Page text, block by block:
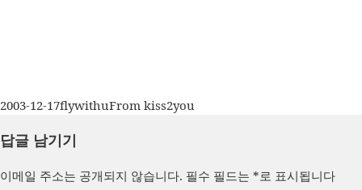
작
일
2003-12-17글
이
flywithu카
From kiss2you
답글 남기기
이메일 주소는 공개되지 않습니다. 필수 필드는 *로 표시됩니다